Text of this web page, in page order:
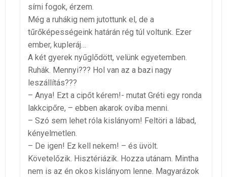
sírni fogok, érzem.
Még a ruhákig nem jutottunk el, de a
tűrőképességeink határán rég túl voltunk. Ezer
ember, kupleráj…
A két gyerek nyűglődött, velünk egyetemben.
Ruhák. Mennyi??? Hol van az a bazi nagy
leszállítás???
– Anya! Ezt a cipőt kérem!- mutat Gréti egy ronda
lakkcipőre, – ebben akarok oviba menni.
– Szó sem lehet róla kislányom! Feltöri a lábad,
kényelmetlen.
– De igen! Ez kell nekem! – és üvölt.
Követelőzik. Hisztériázik. Hozza utánam. Mintha
nem is az én okos kislányom lenne. Magyarázok